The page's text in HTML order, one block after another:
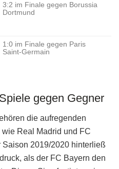
3:2 im Finale gegen Borussia
Dortmund
1:0 im Finale gegen Paris
Saint-Germain
gegen Gegner
die aufregenden
Real Madrid und FC
2019/2020 hinterließ
als der FC Bayern den